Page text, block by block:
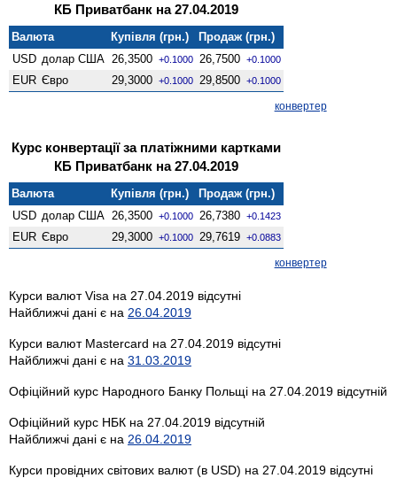
КБ Приватбанк на 27.04.2019
Валюта Купівля (грн.)
Продаж (грн.)
USD долар США 26,3500 +0.1000 26,7500 +0.1000
EUR Євро 29,3000 +0.1000 29,8500 +0.1000
конвертер
Курс конвертації за платіжними картками
КБ Приватбанк на 27.04.2019
Валюта Купівля (грн.)
Продаж (грн.)
USD долар США 26,3500 +0.1000 26,7380 +0.1423
EUR Євро 29,3000 +0.1000 29,7619 +0.0883
конвертер
Курси валют Visa на 27.04.2019 відсутні
Найближчі дані є на 26.04.2019
Курси валют Mastercard на 27.04.2019 відсутні
Найближчі дані є на 31.03.2019
Офіційний курс Народного Банку Польщі на 27.04.2019 відсутній
Офіційний курс НБК на 27.04.2019 відсутній
Найближчі дані є на 26.04.2019
Курси провідних світових валют (в USD) на 27.04.2019 відсутні